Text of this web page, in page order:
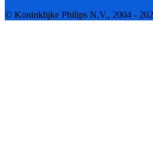
© Koninklijke Philips N.V., 2004 -